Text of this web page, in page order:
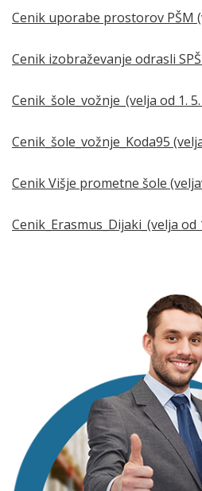
Cenik uporabe prostorov PŠM
Cenik izobraževanje odrasli
Cenik_šole_vožnje_(velja od 1.
Cenik_šole_vožnje_Koda95
Cenik Višje prometne šole
Cenik_Erasmus_Dijaki_(velja od